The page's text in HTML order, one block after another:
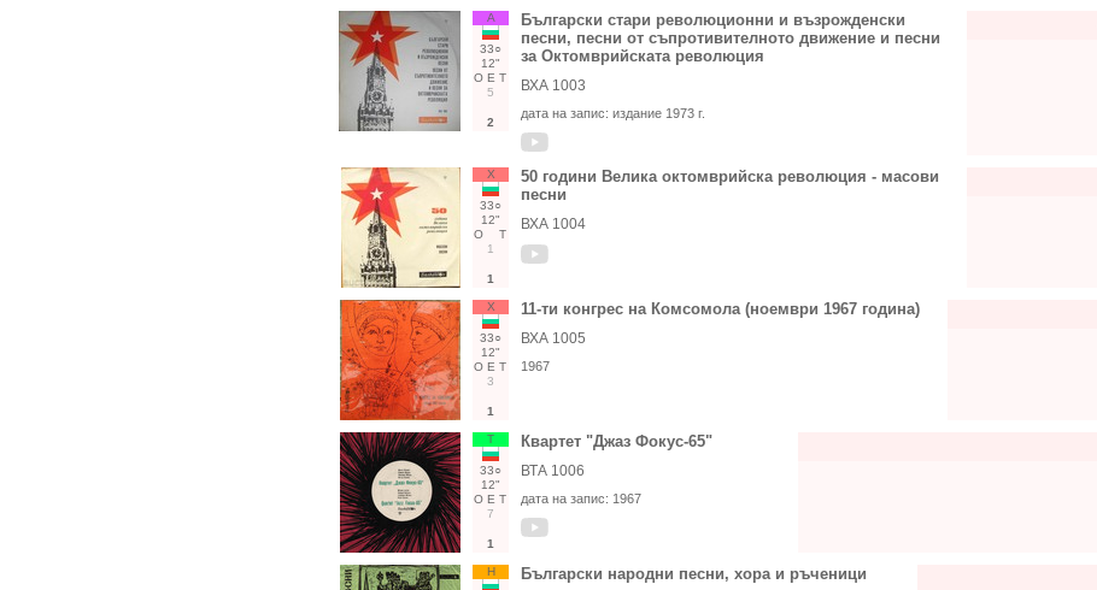
А
33○
12"
О Е Т
5
2
Български стари революционни и възрожденски
песни, песни от съпротивителното движение и песни
за Октомврийската революция
ВХА 1003
дата на запис: издание 1973 г.
Х
33○
12"
О
Т
1
1
50 години Велика октомврийска революция - масови
песни
ВХА 1004
Х
33○
12"
О Е Т
3
1
11-ти конгрес на Комсомола (ноември 1967 година)
ВХА 1005
1967
Т
33○
12"
О Е Т
7
1
Квартет "Джаз Фокус-65"
ВТА 1006
дата на запис: 1967
Н Български народни песни, хора и ръченици